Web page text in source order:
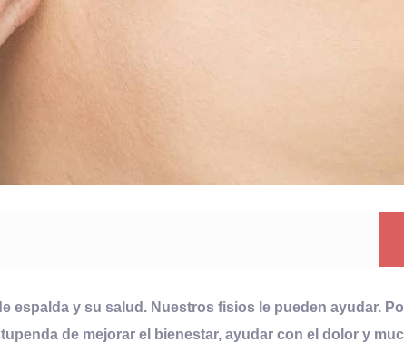
espalda y su salud. Nuestros fisios le pueden ayudar.
de mejorar el bienestar, ayudar con el dolor y